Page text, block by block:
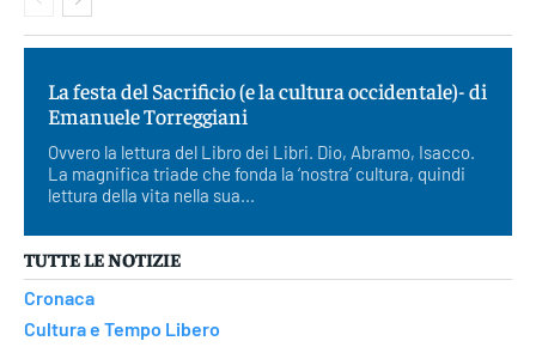
La festa del Sacrificio (e la cultura occidentale)- di
Emanuele Torreggiani
Ovvero la lettura del Libro dei Libri. Dio, Abramo, Isacco.
La magnifica triade che fonda la ‘nostra’ cultura, quindi
lettura della vita nella sua...
TUTTE LE NOTIZIE
Cronaca
Cultura e Tempo Libero